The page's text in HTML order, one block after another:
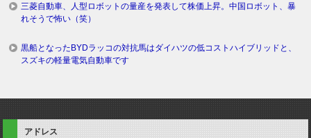
三菱自動車、人型ロボットの量産を発表して株価上昇。中国ロボット、暴
れそうで怖い（笑）
黒船となったBYDラッコの対抗馬はダイハツの低コストハイブリッドと、
スズキの軽量電気自動車です
アドレス